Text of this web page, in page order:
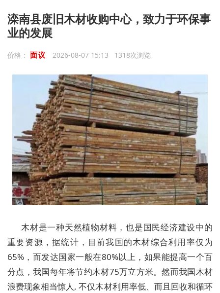
滦南县废旧木材收购中心，致力于环保事
业的发展
价格： 面议 2026-08-07 15:13 1318次浏览
木材是一种天然植物材料，也是国民经济建设中的
重要资源，据统计，目前我国的木材综合利用率仅为
65%，而发达国家一般在80%以上，如果能提高一个百
分点，我国每年将节约木材75万立方米。然而我国木材
浪费现象相当惊人, 不仅木材利用率低、而且回收和循环